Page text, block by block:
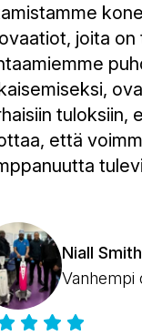
joita
tuloksiin,
että
Niall Smith
Vanhempi